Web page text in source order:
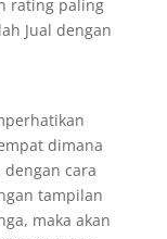
rating paling
Jual dengan
dimana
cara
tampilan
maka akan